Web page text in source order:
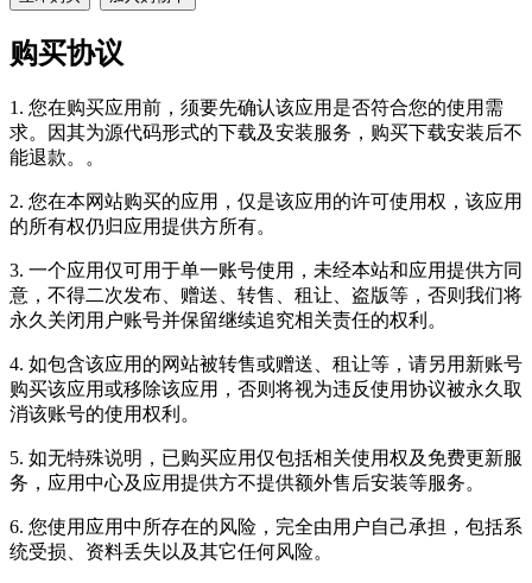
购买协议
1. 您在购买应用前，须要先确认该应用是否符合您的使用需
求。因其为源代码形式的下载及安装服务，购买下载安装后不
能退款。。
2. 您在本网站购买的应用，仅是该应用的许可使用权，该应用
的所有权仍归应用提供方所有。
3. 一个应用仅可用于单一账号使用，未经本站和应用提供方同
意，不得二次发布、赠送、转售、租让、盗版等，否则我们将
永久关闭用户账号并保留继续追究相关责任的权利。
4. 如包含该应用的网站被转售或赠送、租让等，请另用新账号
购买该应用或移除该应用，否则将视为违反使用协议被永久取
消该账号的使用权利。
5. 如无特殊说明，已购买应用仅包括相关使用权及免费更新服
务，应用中心及应用提供方不提供额外售后安装等服务。
6. 您使用应用中所存在的风险，完全由用户自己承担，包括系
统受损、资料丢失以及其它任何风险。